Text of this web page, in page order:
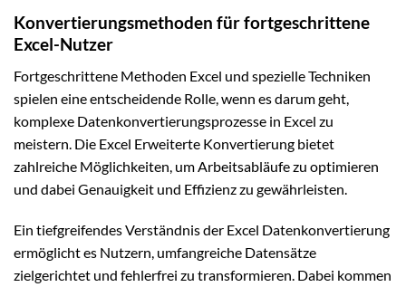
Konvertierungsmethoden für fortgeschrittene
Excel-Nutzer
Fortgeschrittene Methoden Excel und spezielle Techniken
spielen eine entscheidende Rolle, wenn es darum geht,
komplexe Datenkonvertierungsprozesse in Excel zu
meistern. Die Excel Erweiterte Konvertierung bietet
zahlreiche Möglichkeiten, um Arbeitsabläufe zu optimieren
und dabei Genauigkeit und Effizienz zu gewährleisten.
Ein tiefgreifendes Verständnis der Excel Datenkonvertierung
ermöglicht es Nutzern, umfangreiche Datensätze
zielgerichtet und fehlerfrei zu transformieren. Dabei kommen